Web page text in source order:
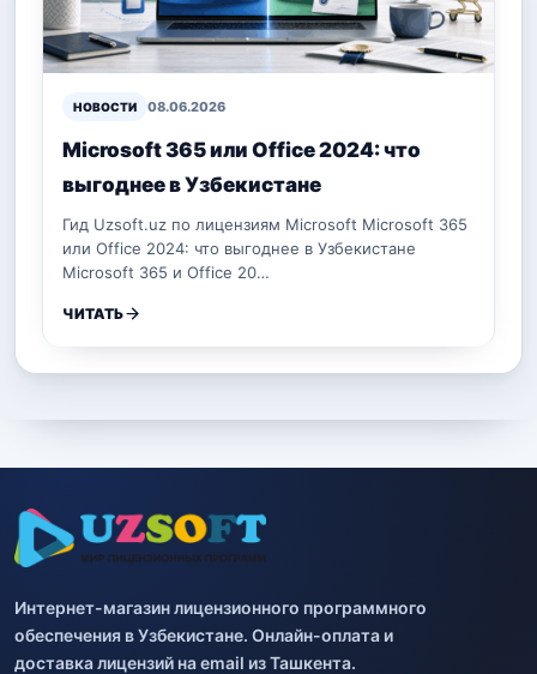
НОВОСТИ 08.06.2026
Microsoft 365 или Office 2024: что
выгоднее в Узбекистане
Гид Uzsoft.uz по лицензиям Microsoft Microsoft 365
или Office 2024: что выгоднее в Узбекистане
Microsoft 365 и Office 20…
ЧИТАТЬ
Интернет-магазин лицензионного программного
обеспечения в Узбекистане. Онлайн-оплата и
доставка лицензий на email из Ташкента.